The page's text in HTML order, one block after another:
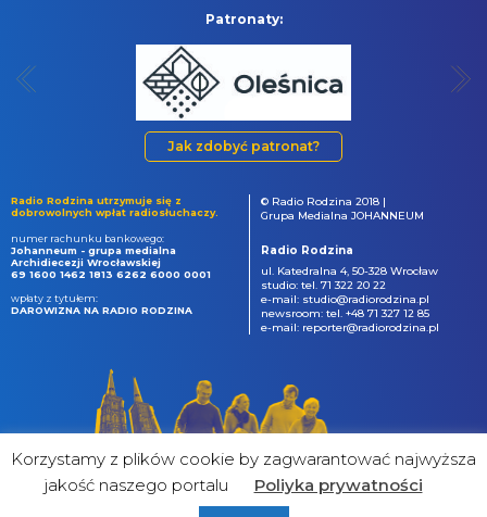
Patronaty:
Jak zdobyć patronat?
Radio Rodzina utrzymuje się z
dobrowolnych wpłat radiosłuchaczy.
numer rachunku bankowego:
Johanneum - grupa medialna
Archidiecezji Wrocławskiej
69 1600 1462 1813 6262 6000 0001
wpłaty z tytułem:
DAROWIZNA NA RADIO RODZINA
© Radio Rodzina 2018 |
Grupa Medialna JOHANNEUM
Radio Rodzina
ul. Katedralna 4, 50-328 Wrocław
studio: tel. 71 322 20 22
e-mail: studio@radiorodzina.pl
newsroom: tel. +48 71 327 12 85
e-mail: reporter@radiorodzina.pl
Korzystamy z plików cookie by zagwarantować najwyższa
jakość naszego portalu
Poliyka prywatności